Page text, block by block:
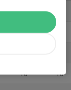
16
14
16 10